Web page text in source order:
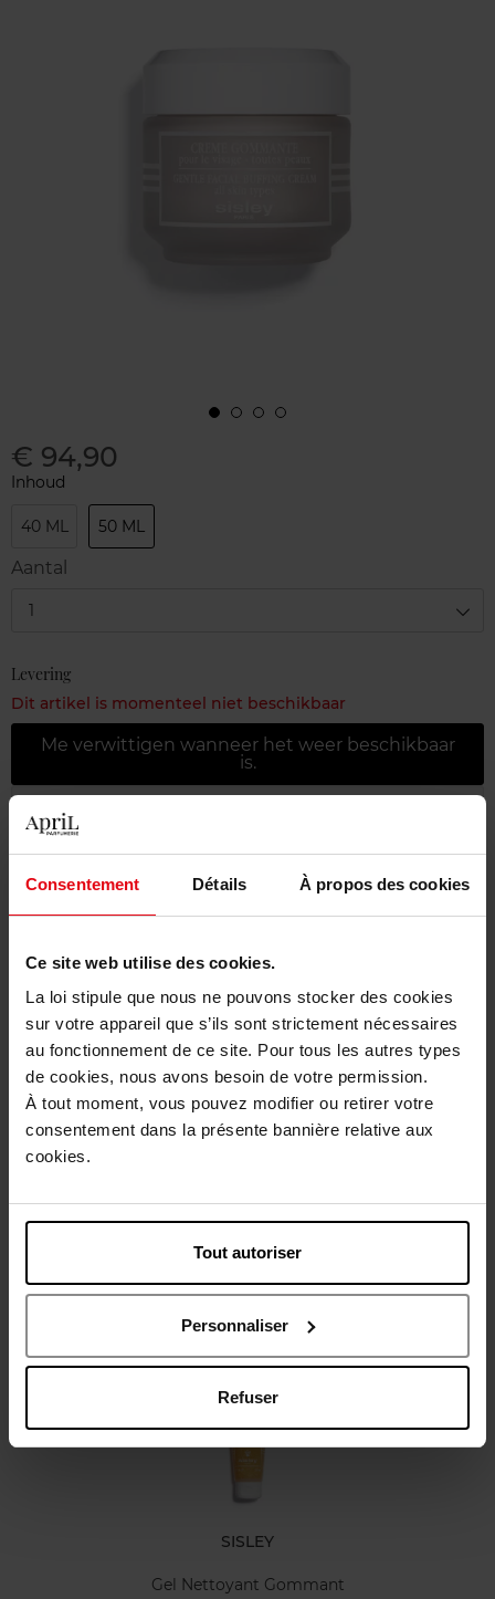
Consentement Détails À propos des cookies
Ce site web utilise des cookies.
La loi stipule que nous ne pouvons stocker des cookies
sur votre appareil que s’ils sont strictement nécessaires
au fonctionnement de ce site. Pour tous les autres types
de cookies, nous avons besoin de votre permission.
À tout moment, vous pouvez modifier ou retirer votre
consentement dans la présente bannière relative aux
cookies.
Tout autoriser
Personnaliser
Refuser
€ 94,90
Inhoud
40 ML 50 ML
Aantal
1
Levering
Dit artikel is momenteel niet beschikbaar
Me verwittigen wanneer het weer beschikbaar
is.
Gratis levering bij aankoop van min. 55€
Beschrijving
Gebruiksadvies
Beleid inzake klantbeoordelingen
Nog iets vergeten ?
SISLEY
Gel Nettoyant Gommant